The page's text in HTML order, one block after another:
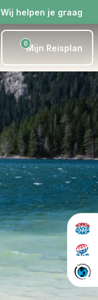
Wij helpen je graag
0Mijn Reisplan